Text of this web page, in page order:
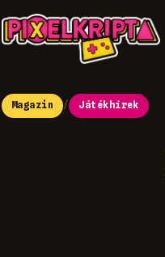
Magazin / Játékhírek